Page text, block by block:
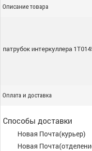
Описание товара
патрубок интеркуллера
Оплата и доставка
Способы доставки
Новая Почта(курьер)
Новая